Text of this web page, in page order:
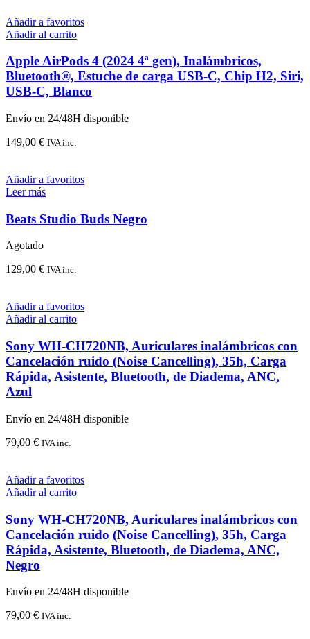
Añadir a favoritos
Añadir al carrito
Apple AirPods 4 (2024 4ª gen), Inalámbricos,
Bluetooth®, Estuche de carga USB-C, Chip H2, Siri,
USB-C, Blanco
Envío en 24/48H disponible
149,00 € IVA inc.
Añadir a favoritos
Leer más
Beats Studio Buds Negro
Agotado
129,00 € IVA inc.
Añadir a favoritos
Añadir al carrito
Sony WH-CH720NB, Auriculares inalámbricos con
Cancelación ruido (Noise Cancelling), 35h, Carga
Rápida, Asistente, Bluetooth, de Diadema, ANC,
Azul
Envío en 24/48H disponible
79,00 € IVA inc.
Añadir a favoritos
Añadir al carrito
Sony WH-CH720NB, Auriculares inalámbricos con
Cancelación ruido (Noise Cancelling), 35h, Carga
Rápida, Asistente, Bluetooth, de Diadema, ANC,
Negro
Envío en 24/48H disponible
79,00 € IVA inc.